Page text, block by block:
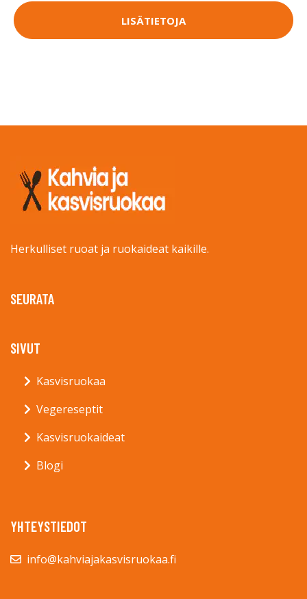
LISÄTIETOJA
Herkulliset ruoat ja ruokaideat kaikille.
SEURATA
SIVUT
Kasvisruokaa
Vegereseptit
Kasvisruokaideat
Blogi
YHTEYSTIEDOT
info@kahviajakasvisruokaa.fi